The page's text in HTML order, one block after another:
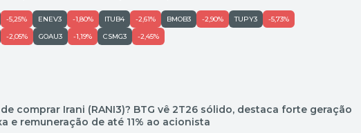
Confira […]
-5,25% ENEV3 -1,80% ITUB4 -2,61% BMOB3 -2,90% TUPY3
-5,73%
-2,05% GOAU3 -1,19% CSMG3 -2,45%
comprar Irani (RANI3)? BTG vê 2T26 sólido, destaca forte geração
e remuneração de até 11% ao acionista